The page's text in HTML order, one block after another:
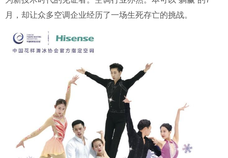
月，却让众多空调企业经历了一场生死存亡的挑战。